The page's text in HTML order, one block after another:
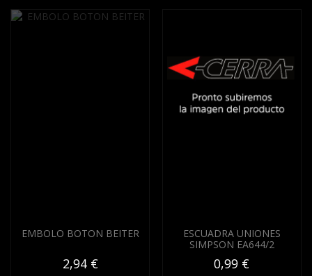
EMBOLO BOTON BEITER
2,94 €
ESCUADRA UNIONES
SIMPSON EA644/2
0,99 €